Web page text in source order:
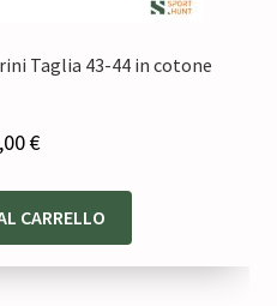
Taglia 43-44 in cotone
€
CARRELLO